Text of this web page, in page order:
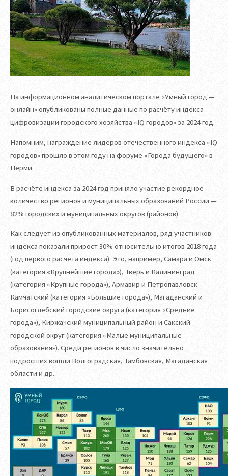
На информационном аналитическом портале «Умный город —
онлайн» опубликованы полные данные по расчёту индекса
цифровизации городского хозяйства «IQ городов» за 2024 год.
Напомним, награждение лидеров отечественного индекса «IQ
городов» прошло в этом году на форуме «Города будущего» в
Перми.
В расчёте индекса за 2024 год приняло участие рекордное
количество регионов и муниципальных образований России —
82% городских и муниципальных округов (районов).
Как следует из опубликованных материалов, ряд участников
индекса показали прирост 30% относительно итогов 2018 года
(год первого расчёта индекса). Это, например, Самара и Омск
(категория «Крупнейшие города»), Тверь и Калининград
(категория «Крупные города»), Армавир и Петропавловск-
Камчатский (категория «Большие города»), Магаданский и
Борисоглебский городские округа (категория «Средние
города»), Киржачский муниципальный район и Сакский
городской округ (категория «Малые муниципальные
образования»). Среди регионов в число значительно
подросших вошли Волгоградская, Тамбовская, Магаданская
области и др.